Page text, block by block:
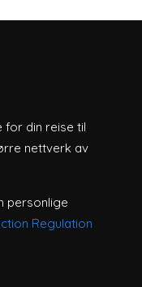
for din reise til
nettverk av
personlige
Regulation